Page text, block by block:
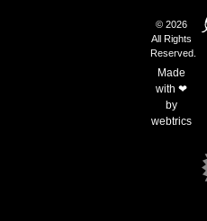
© 2026
All Rights
Reserved.
Made
with ❤
by
webtrics